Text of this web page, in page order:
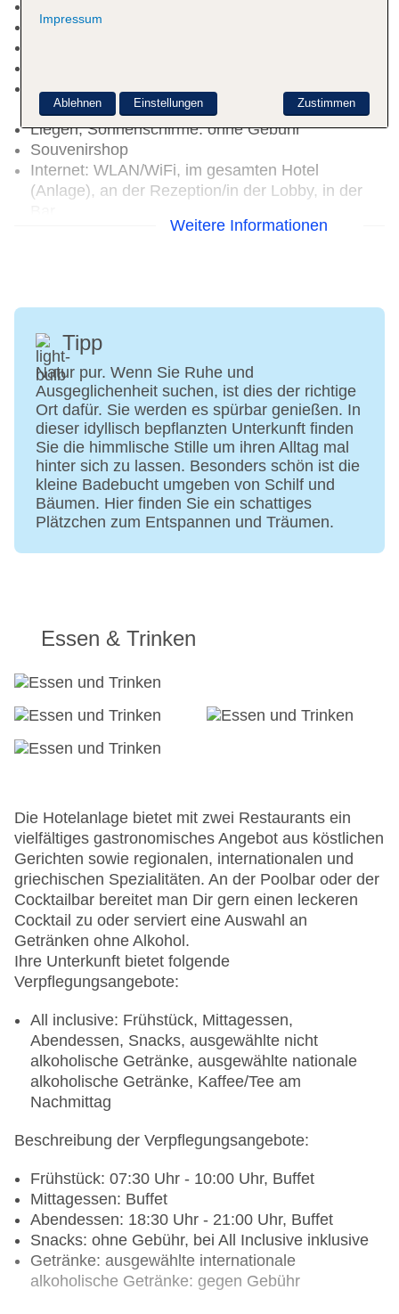
Rezeption
Pool: Süßwasser, Liegen: ohne Gebühr,
Sonnenschirme: ohne Gebühr
Liegen, Sonnenschirme: ohne Gebühr
Souvenirshop
Internet: WLAN/WiFi, im gesamten Hotel
(Anlage), an der Rezeption/in der Lobby, in der
Zahlungsarten: TUI Card / VISA, MasterCard
Gebäudeanzahl: 9, Etagen: 2, Zimmer: 132
Landeskategorie: 5 Sterne
Weitere Informationen
Tipp
Natur pur. Wenn Sie Ruhe und
Ausgeglichenheit suchen, ist dies der richtige
Ort dafür. Sie werden es spürbar genießen. In
dieser idyllisch bepflanzten Unterkunft finden
Sie die himmlische Stille um ihren Alltag mal
hinter sich zu lassen. Besonders schön ist die
kleine Badebucht umgeben von Schilf und
Bäumen. Hier finden Sie ein schattiges
Plätzchen zum Entspannen und Träumen.
Essen & Trinken
Die Hotelanlage bietet mit zwei Restaurants ein
vielfältiges gastronomisches Angebot aus köstlichen
Gerichten sowie regionalen, internationalen und
griechischen Spezialitäten. An der Poolbar oder der
Cocktailbar bereitet man Dir gern einen leckeren
Cocktail zu oder serviert eine Auswahl an
Getränken ohne Alkohol.
Ihre Unterkunft bietet folgende
Verpflegungsangebote:
All inclusive: Frühstück, Mittagessen,
Abendessen, Snacks, ausgewählte nicht
alkoholische Getränke, ausgewählte nationale
alkoholische Getränke, Kaffee/Tee am
Nachmittag
Beschreibung der Verpflegungsangebote:
Frühstück: 07:30 Uhr - 10:00 Uhr, Buffet
Mittagessen: Buffet
Abendessen: 18:30 Uhr - 21:00 Uhr, Buffet
Snacks: ohne Gebühr, bei All Inclusive inklusive
Getränke: ausgewählte internationale
alkoholische Getränke: gegen Gebühr
Impressum
Zustimmen
Ablehnen Einstellungen